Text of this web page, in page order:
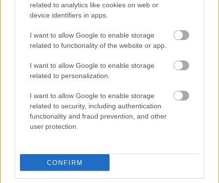
related to analytics like cookies on web or
device identifiers in apps.
I want to allow Google to enable storage
related to functionality of the website or app.
I want to allow Google to enable storage
related to personalization.
I want to allow Google to enable storage
related to security, including authentication
functionality and fraud prevention, and other
user protection.
CONFIRM
Hírlevél feliratkozás
meg e-mail címét:
Megismertem és elfogadom a
GDPR-szabályzat
Nem szeretne lemaradni semmiről? Csak egy kattintás, és hírlevelünk a
legfrissebb információkkal és exkluzív tartalmakkal hétről hétre
postaládájába érkezik!